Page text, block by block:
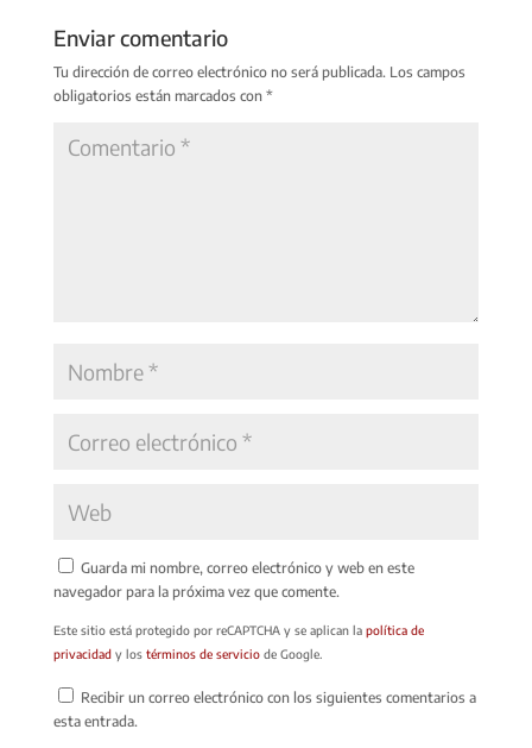
Enviar comentario
Tu dirección de correo electrónico no será publicada. Los campos
obligatorios están marcados con *
Guarda mi nombre, correo electrónico y web en este
navegador para la próxima vez que comente.
Este sitio está protegido por reCAPTCHA y se aplican la política de
privacidady los términos de serviciode Google.
Recibir un correo electrónico con los siguientes comentarios a
esta entrada.